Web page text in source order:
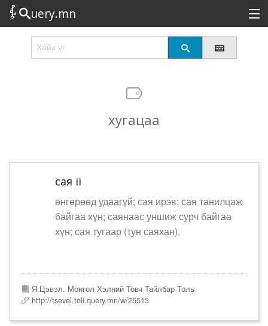
uery.mn
Сонирхолтой
хугацаа
сая ii
өнгөрөөд удаагүй; сая ирэв; сая танилцаж
байгаа хүн; саянаас уншиж сурч байгаа
хүн; сая тугаар (тун саяхан).
Я.Цэвэл. Монгол Хэлний Товч Тайлбар Толь
http://tsevel.toli.query.mn/w/25513